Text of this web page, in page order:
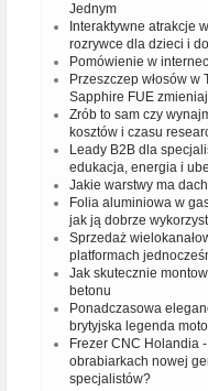
Jednym
Interaktywne atrakcje
rozrywce dla dzieci i
Pomówienie w
Przeszczep włosów
Sapphire FUE
Zrób to sam czy
kosztów i czasu
Leady B2B dla
edukacja, energia i
Jakie warstwy ma
Folia aluminiowa w
jak ją dobrze
Sprzedaż
platformach
Jak skutecznie
betonu
Ponadczasowa
brytyjska legenda
Frezer CNC Holandia
obrabiarkach nowej
specjalistów?